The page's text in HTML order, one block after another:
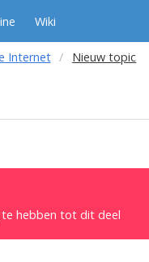
Wiki
Internet Nieuw topic
hebben tot dit deel